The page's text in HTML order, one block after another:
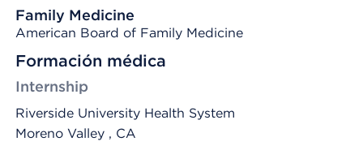
Family Medicine
American Board of Family Medicine
Formación médica
Internship
Riverside University Health System
Moreno Valley , CA